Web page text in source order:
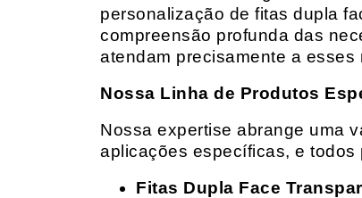
personalização de fitas dupla
compreensão profunda das
atendam precisamente a esses
Nossa Linha de Produtos
Nossa expertise abrange uma
aplicações específicas, e
Fitas Dupla Face